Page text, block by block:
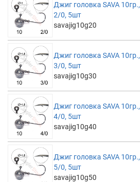
Джиг головка SAVA 10гр.,
2/0, 5шт
savajig10g20
Джиг головка SAVA 10гр.,
3/0, 5шт
savajig10g30
Джиг головка SAVA 10гр.,
4/0, 5шт
savajig10g40
Джиг головка SAVA 10гр.,
5/0, 5шт
savajig10g50